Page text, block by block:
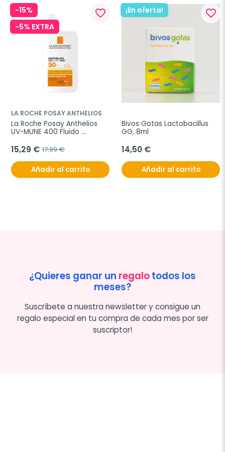
-15%
-5% EXTRA
favorite_border
LA ROCHE POSAY ANTHELIOS
La Roche Posay Anthelios
UV-MUNE 400 Fluido
15,29 € 17,99 €
Añadir al carrito
¡En oferta! favorite_border
Bivos Gotas Lactobacillus
GG, 8ml
14,50 €
Añadir al carrito
¿Quieres ganar un regalotodos los
meses?
Suscríbete a nuestra newsletter y consigue un
regalo especial en tu compra de cada mes por ser
suscriptor!